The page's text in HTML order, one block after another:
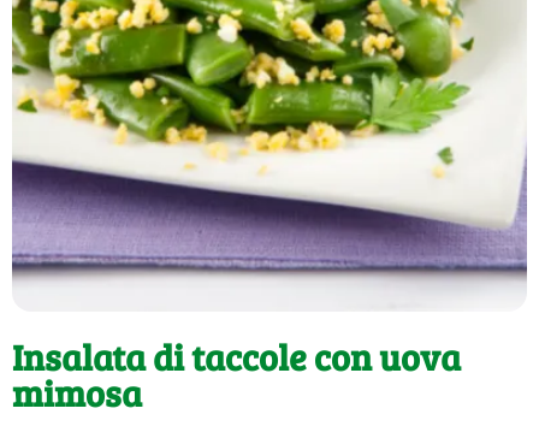
Insalata di taccole con uova
mimosa